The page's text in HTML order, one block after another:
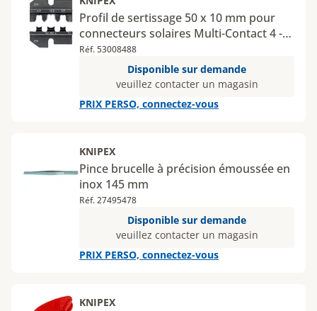
Profil de sertissage 50 x 10 mm pour
connecteurs solaires Multi-Contact 4 -
4-10 mm²
Réf. 53008488
Disponible sur demande
veuillez contacter un magasin
PRIX PERSO, connectez-vous
KNIPEX
Pince brucelle à précision émoussée en
inox 145 mm
Réf. 27495478
Disponible sur demande
veuillez contacter un magasin
PRIX PERSO, connectez-vous
KNIPEX